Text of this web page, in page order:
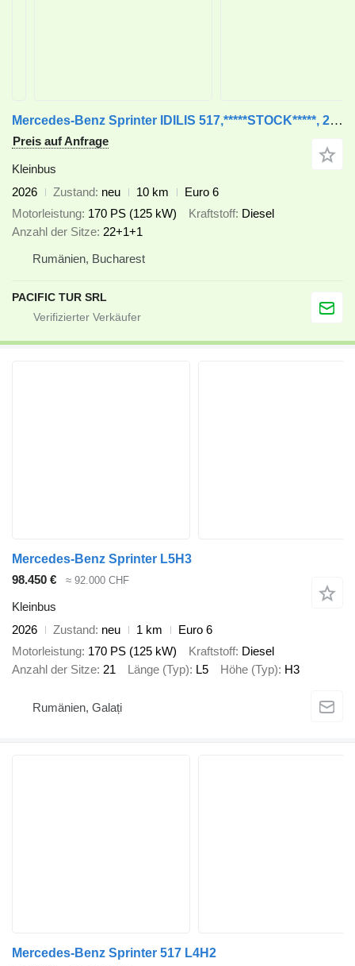
Mercedes-Benz Sprinter IDILIS 517,*****STOCK*****, 22+1+1 *COC* 5500 kg* pr
Preis auf Anfrage
Kleinbus
2026
Zustand neu 10 km
Euro 6
Motorleistung 170 PS (125 kW) Kraftstoff Diesel
Anzahl der Sitze 22+1+1
Rumänien, Bucharest
PACIFIC TUR SRL
Mercedes-Benz Sprinter L5H3
98.450 €
≈ 92.000 CHF
Kleinbus
2026
Zustand neu 1 km
Euro 6
Motorleistung 170 PS (125 kW) Kraftstoff Diesel
Anzahl der Sitze 21 Länge (Typ) L5 Höhe (Typ) H3
Rumänien, Galați
Mercedes-Benz Sprinter 517 L4H2